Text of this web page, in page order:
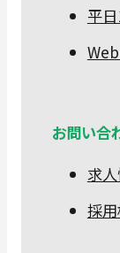
平
お問い合
求
採